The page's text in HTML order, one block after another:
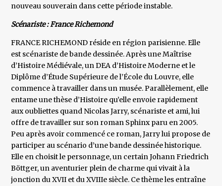
nouveau souverain dans cette période instable.
Scénariste : France Richemond
FRANCE RICHEMOND réside en région parisienne. Elle
est scénariste de bande dessinée. Après une Maîtrise
d’Histoire Médiévale, un DEA d’Histoire Moderne et le
Diplôme d’Étude Supérieure de l’École du Louvre, elle
commence à travailler dans un musée. Parallèlement, elle
entame une thèse d’Histoire qu’elle envoie rapidement
aux oubliettes quand Nicolas Jarry, scénariste et ami, lui
offre de travailler sur son roman Sphinx paru en 2005.
Peu après avoir commencé ce roman, Jarry lui propose de
participer au scénario d’une bande dessinée historique.
Elle en choisit le personnage, un certain Johann Friedrich
Böttger, un aventurier plein de charme qui vivait à la
jonction du XVII et du XVIIIe siècle. Ce thème les entraîne